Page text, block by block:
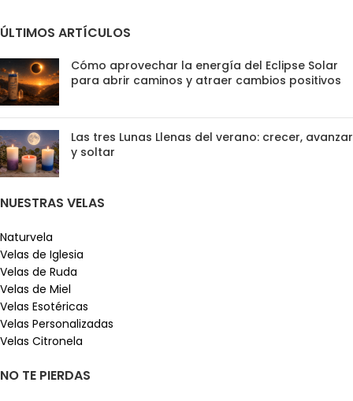
ÚLTIMOS ARTÍCULOS
Cómo aprovechar la energía del Eclipse Solar
para abrir caminos y atraer cambios positivos
Las tres Lunas Llenas del verano: crecer, avanzar
y soltar
NUESTRAS VELAS
Naturvela
Velas de Iglesia
Velas de Ruda
Velas de Miel
Velas Esotéricas
Velas Personalizadas
Velas Citronela
NO TE PIERDAS